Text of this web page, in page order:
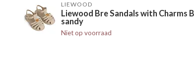
LIEWOOD
Liewood Bre Sandals with Charms
sandy
Niet op voorraad